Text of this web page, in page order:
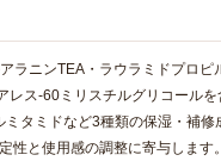
ラニンTEA・ラウラミドプロ
ス-60ミリスチルグリコール
タミドなど3種類の保湿・補
性と使用感の調整に寄与しま